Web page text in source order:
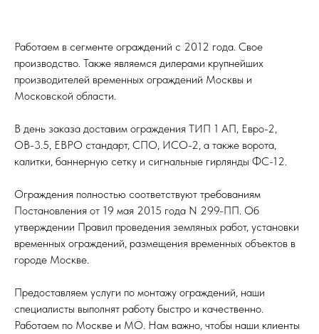
Работаем в сегменте ограждений с 2012 года. Свое
производство. Также являемся дилерами крупнейших
производителей временных ограждений Москвы и
Московской области.
В день заказа доставим ограждения ТИП 1 АП, Евро-2,
ОВ-3.5, ЕВРО стандарт, СПО, ИСО-2, а также ворота,
калитки, баннерную сетку и сигнальные гирлянды ФС-12.
Ограждения полностью соответствуют требованиям
Постановления от 19 мая 2015 года N 299-ПП. Об
утверждении Правил проведения земляных работ, установки
временных ограждений, размещения временных объектов в
городе Москве.
Предоставляем услуги по монтажу ограждений, наши
специалисты выполнят работу быстро и качественно.
Работаем по Москве и МО. Нам важно, чтобы наши клиенты